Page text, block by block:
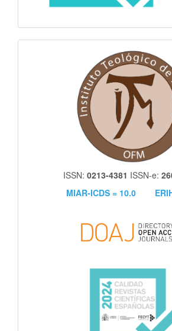
ISSN: 0213-4381 ISSN-e:
MIAR-ICDS = 10.0